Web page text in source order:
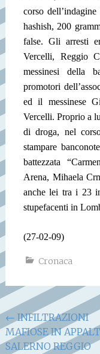
corso
hashish, 200
false. Gli arresti
Vercelli, Reggio
messinesi della
promotori
ed il messinese
Vercelli. Proprio a
di droga, nel
stampare
battezzata
Arena, Mihaela
anche lei tra i 23
stupefacenti in
(27-02-09)
Cronaca
Navigazione
articoli
← INFILTRAZIONI
MAFIOSE IN
SALERNO REGGIO